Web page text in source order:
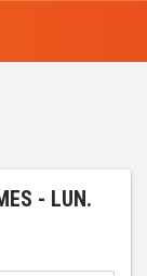
- LUN.